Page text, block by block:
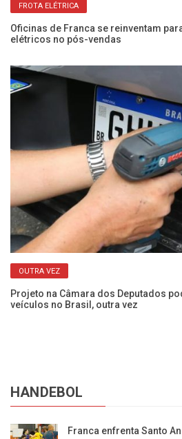
FROTA ELÉTRICA
Oficinas de Franca se reinventam
elétricos no pós-vendas
OUTRA VEZ
Projeto na Câmara dos Deputados
veículos no Brasil, outra vez
HANDEBOL
Franca enfrenta Santo